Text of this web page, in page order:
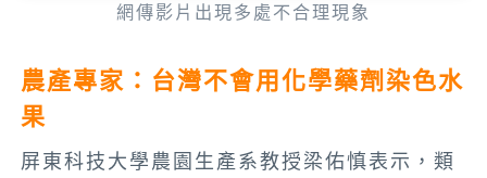
網傳影片出現多處不合理現象
農產專家：台灣不會用化學藥劑染色水
果
屏東科技大學農園生產系教授梁佑慎表示，類